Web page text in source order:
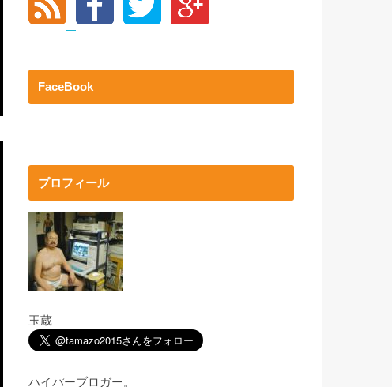
FaceBook
プロフィール
玉蔵
ハイパーブロガー。